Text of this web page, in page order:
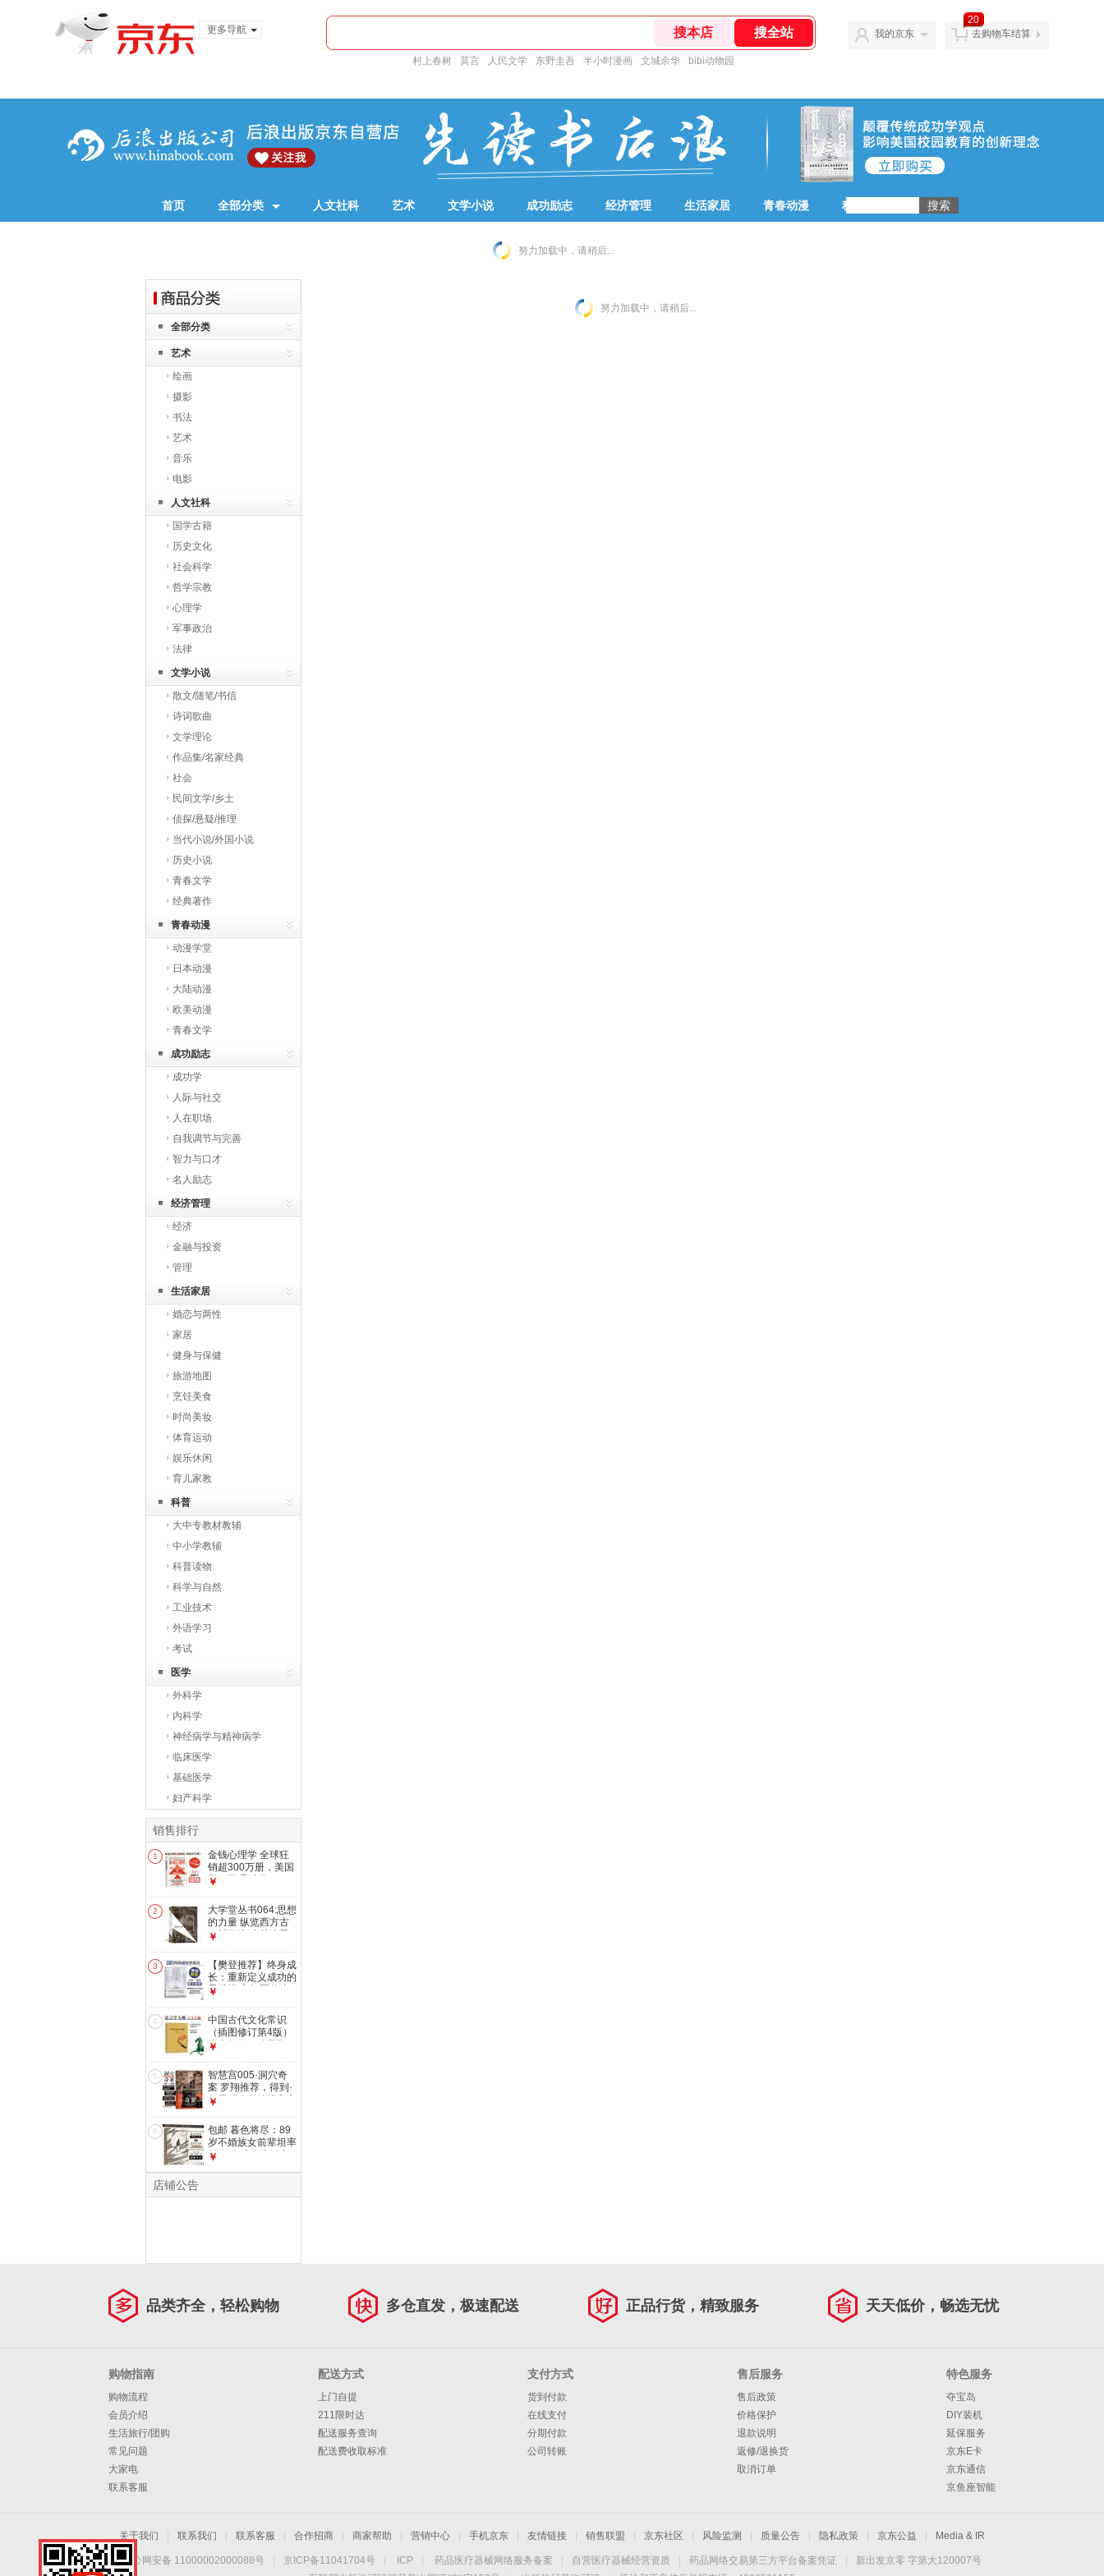
更多导航
村上春树 莫言 人民文学 东野圭吾 半小时漫画 文城余华 bibi动物园
我的京东
20
去购物车结算
首页 全部分类 人文社科 艺术 文学小说 成功励志 经济管理 生活家居 青春动漫 科普
努力加载中，请稍后...
全部分类
艺术
绘画
摄影
书法
艺术
音乐
电影
人文社科
国学古籍
历史文化
社会科学
哲学宗教
心理学
军事政治
法律
文学小说
散文/随笔/书信
诗词歌曲
文学理论
作品集/名家经典
社会
民间文学/乡土
侦探/悬疑/推理
当代小说/外国小说
历史小说
青春文学
经典著作
青春动漫
动漫学堂
日本动漫
大陆动漫
欧美动漫
青春文学
成功励志
成功学
人际与社交
人在职场
自我调节与完善
智力与口才
名人励志
经济管理
经济
金融与投资
管理
生活家居
婚恋与两性
家居
健身与保健
旅游地图
烹饪美食
时尚美妆
体育运动
娱乐休闲
育儿家教
科普
大中专教材教辅
中小学教辅
科普读物
科学与自然
工业技术
外语学习
考试
医学
外科学
内科学
神经病学与精神病学
临床医学
基础医学
妇产科学
销售排行
1
金钱心理学 全球狂
销超300万册，美国
亚马逊理财类
关系，决定了财富和
你的距离！财务自由
指南
￥
2
大学堂丛书064:思想
的力量 纵览西方古
今哲学流派 关注思
￥
3
【樊登推荐】终身成
长：重新定义成功的
思维模式 颠覆传统
维方式比道理更重要
成长型思维教育创新
￥
4
中国古代文化常识
（插图修订第4版）
王力领衔，叶圣陶、
销60年，国人必备
传统文化入门经典读
物 了解中国古代文
化面貌全面的入门参
考书 中国古代文化
民俗书籍
￥
5
智慧宫005·洞穴奇
案 罗翔推荐，得到·
每天听本书镇馆之宝
本，精装典藏版 智
慧宫丛书
￥
6
包邮 暮色将尽：89
岁不婚族女前辈坦率
开麦 击碎传统婚恋
￥
店铺公告
努力加载中，请稍后...
品类齐全，轻松购物 多仓直发，极速配送 正品行货，精致服务 天天低价，畅选无忧
购物指南
购物流程
会员介绍
生活旅行/团购
常见问题
大家电
联系客服
配送方式
上门自提
211限时达
配送服务查询
配送费收取标准
支付方式
货到付款
在线支付
分期付款
公司转账
售后服务
售后政策
价格保护
退款说明
返修/退换货
取消订单
特色服务
夺宝岛
DIY装机
延保服务
京东E卡
京东通信
京鱼座智能
关于我们 联系我们 联系客服 合作招商 商家帮助 营销中心 手机京东 友情链接 销售联盟 京东社区 风险监测 质量公告 隐私政策 京东公益 Media & IR
京公网安备 11000002000088号 京ICP备11041704号 ICP 药品医疗器械网络服务备案 自营医疗器械经营资质 药品网络交易第三方平台备案凭证
新出发京零 字第大120007号